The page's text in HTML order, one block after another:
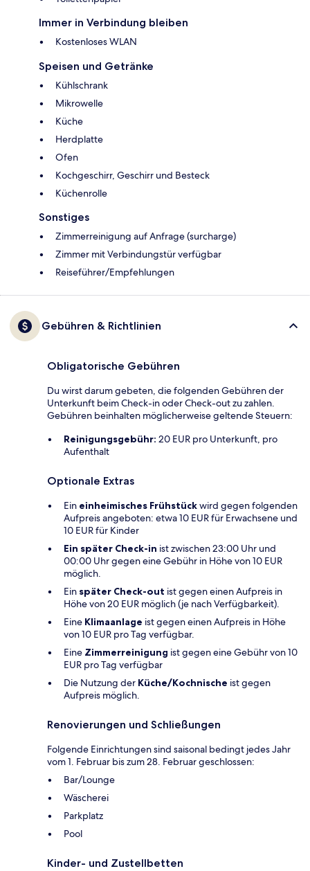
Immer in Verbindung bleiben
Kostenloses WLAN
Speisen und Getränke
Kühlschrank
Mikrowelle
Küche
Herdplatte
Ofen
Kochgeschirr, Geschirr und Besteck
Küchenrolle
Sonstiges
Zimmerreinigung auf Anfrage (surcharge)
Zimmer mit Verbindungstür verfügbar
Reiseführer/Empfehlungen
Gebühren & Richtlinien
Obligatorische Gebühren
Du wirst darum gebeten, die folgenden Gebühren der
Unterkunft beim Check-in oder Check-out zu zahlen.
Gebühren beinhalten möglicherweise geltende Steuern:
Reinigungsgebühr: 20 EUR pro Unterkunft, pro
Aufenthalt
Optionale Extras
Ein einheimisches Frühstückwird gegen folgenden
Aufpreis angeboten: etwa 10 EUR für Erwachsene und
10 EUR für Kinder
Ein später Check-in ist zwischen 23:00 Uhr und
00:00 Uhr gegen eine Gebühr in Höhe von 10 EUR
möglich.
Ein später Check-out ist gegen einen Aufpreis in
Höhe von 20 EUR möglich (je nach Verfügbarkeit).
Eine Klimaanlage ist gegen einen Aufpreis in Höhe
von 10 EUR pro Tag verfügbar.
Eine Zimmerreinigung ist gegen eine Gebühr von 10
EUR pro Tag verfügbar
Die Nutzung der Küche/Kochnische ist gegen
Aufpreis möglich.
Renovierungen und Schließungen
Folgende Einrichtungen sind saisonal bedingt jedes Jahr
vom 1. Februar bis zum 28. Februar geschlossen:
Bar/Lounge
Wäscherei
Parkplatz
Pool
Kinder- und Zustellbetten